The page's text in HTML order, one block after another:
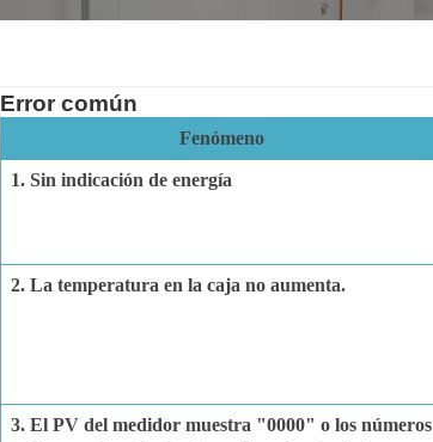
Error común
Fenómeno
1. Sin indicación de energía
2. La temperatura en la caja no aumenta.
3. El PV del medidor muestra "0000" o los números